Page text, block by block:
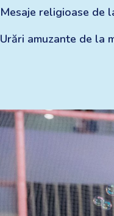
Mesaje religioase de
Urări amuzante de la